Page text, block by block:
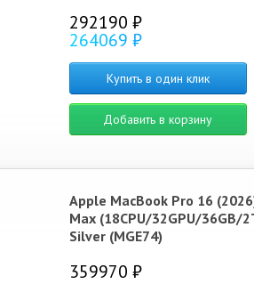
292190 ₽
264069 ₽
Купить в один клик
Добавить в корзину
Apple MacBook Pro 16
Max (18CPU/32GPU/36GB/
Silver (MGE74)
359970 ₽